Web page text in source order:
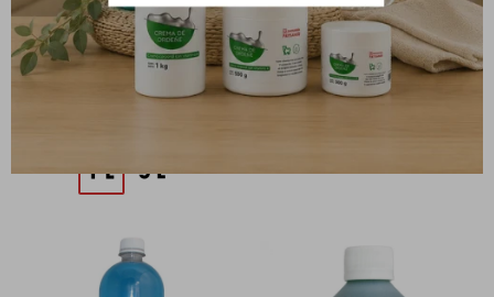
BIOPAY Desinfección
Total Concentrado - 1 L
169 199
BACTIPAY 500 mL